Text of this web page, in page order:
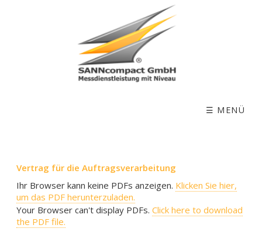
☰ MENÜ
Vertrag für die Auftragsverarbeitung
Ihr Browser kann keine PDFs anzeigen. Klicken Sie hier,
um das PDF herunterzuladen.
Your Browser can't display PDFs.Click here to download
the PDF file.